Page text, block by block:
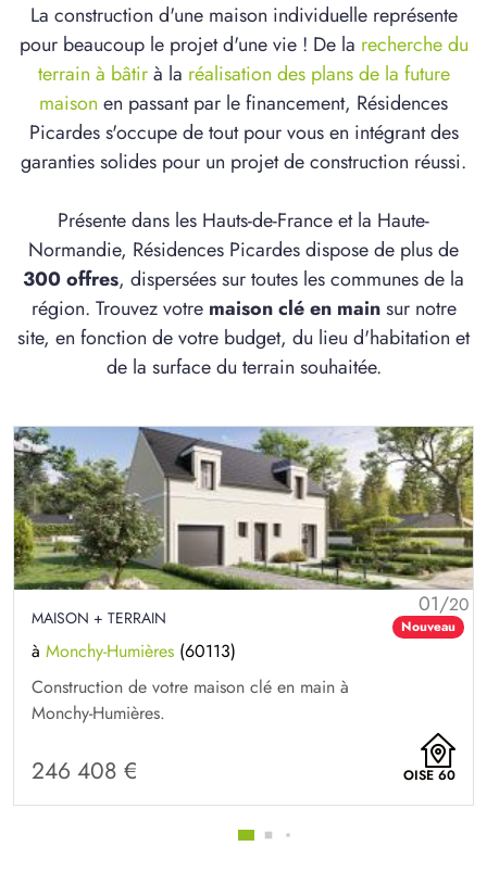
La construction d'une maison individuelle représente
pour beaucoup le projet d'une vie ! De la recherche du
terrain à bâtirà la réalisation des plans de la future
maison en passant par le financement, Résidences
Picardes s'occupe de tout pour vous en intégrant des
garanties solides pour un projet de construction réussi.
Présente dans les Hauts-de-France et la Haute-
Normandie, Résidences Picardes dispose de plus de
300 offres, dispersées sur toutes les communes de la
région. Trouvez votre maison clé en mainsur notre
site, en fonction de votre budget, du lieu d'habitation et
de la surface du terrain souhaitée.
01/20
Nouveau
MAISON + TERRAIN
à Monchy-Humières (60113)
Construction de votre maison clé en main à
Monchy-Humières.
246 408 € OISE 60